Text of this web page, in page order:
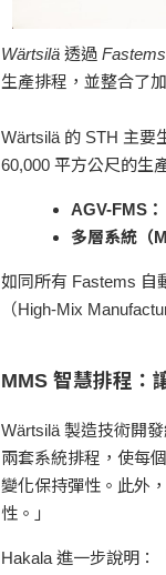
Wärtsilä 透過
生產排程，並整合了
Wärtsilä 的 STH 主要
60,000 平方公尺的生
AGV-FMS：
多層系統（
如同所有 Fastems 自
（High-Mix
MMS 智慧排程：
Wärtsilä 製造技術開
兩套系統排程，使每
變化保持彈性。此外
性。」
Hakala 進一步說明：